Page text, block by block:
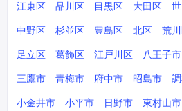
江東区 品川区 目黒区 大田区
中野区 杉並区 豊島区 北区 荒
足立区 葛飾区 江戸川区 八王子市
三鷹市 青梅市 府中市 昭島市
小金井市 小平市 日野市 東村山市